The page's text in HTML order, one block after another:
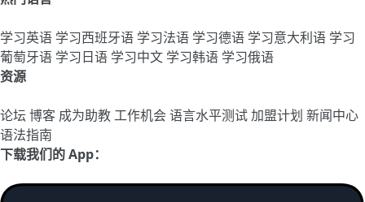
学习英语 学习西班牙语 学习法语 学习德语 学习意大利语 学习
葡萄牙语 学习日语 学习中文 学习韩语 学习俄语
资源
论坛 博客 成为助教工作机会语言水平测试加盟计划 新闻中心
语法指南
下载我们的 App：